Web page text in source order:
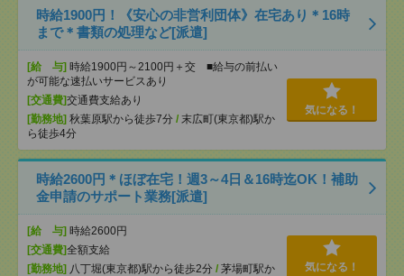
時給1900円！《安心の非営利団体》在宅あり＊16時
まで＊書類の処理など[派遣]
[給 与] 時給1900円～2100円＋交 ■給与の前払い
が可能な速払いサービスあり
[交通費]交通費支給あり
[勤務地] 秋葉原駅から徒歩7分 / 末広町(東京都)駅か
ら徒歩4分
気になる！
時給2600円＊ほぼ在宅！週3～4日＆16時迄OK！補助
金申請のサポート業務[派遣]
[給 与] 時給2600円
[交通費]全額支給
[勤務地] 八丁堀(東京都)駅から徒歩2分 / 茅場町駅か
気になる！